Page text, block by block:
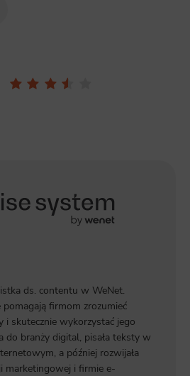
ds. contentu w WeNet.
firmom zrozumieć
skutecznie wykorzystać jego
do branży digital, pisała teksty w
a później rozwijała
marketingowej i firmie e-